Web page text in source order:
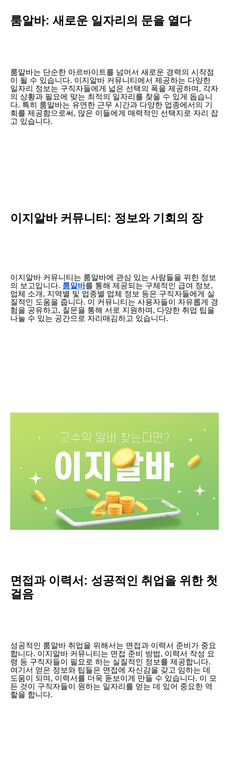
룸알바: 새로운 일자리의 문을 열다
룸알바는 단순한 아르바이트를 넘어서 새로운 경력의 시작점
이 될 수 있습니다. 이지알바 커뮤니티에서 제공하는 다양한
일자리 정보는 구직자들에게 넓은 선택의 폭을 제공하며, 각자
의 상황과 필요에 맞는 최적의 일자리를 찾을 수 있게 돕습니
다. 특히 룸알바는 유연한 근무 시간과 다양한 업종에서의 기
회를 제공함으로써, 많은 이들에게 매력적인 선택지로 자리 잡
고 있습니다.
이지알바 커뮤니티: 정보와 기회의 장
이지알바 커뮤니티는 룸알바에 관심 있는 사람들을 위한 정보
의 보고입니다. 룸알바를 통해 제공되는 구체적인 급여 정보,
업체 소개, 지역별 및 업종별 업체 정보 등은 구직자들에게 실
질적인 도움을 줍니다. 이 커뮤니티는 사용자들이 자유롭게 경
험을 공유하고, 질문을 통해 서로 지원하며, 다양한 취업 팁을
나눌 수 있는 공간으로 자리매김하고 있습니다.
면접과 이력서: 성공적인 취업을 위한 첫
걸음
성공적인 룸알바 취업을 위해서는 면접과 이력서 준비가 중요
합니다. 이지알바 커뮤니티는 면접 준비 방법, 이력서 작성 요
령 등 구직자들이 필요로 하는 실질적인 정보를 제공합니다.
여기서 얻은 정보와 팁들은 면접에 자신감을 갖고 임하는 데
도움이 되며, 이력서를 더욱 돋보이게 만들 수 있습니다. 이 모
든 것이 구직자들이 원하는 일자리를 얻는 데 있어 중요한 역
할을 합니다.